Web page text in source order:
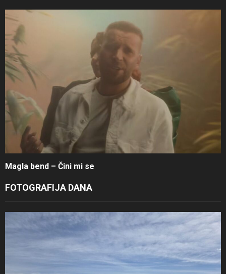
Magla bend – Čini mi se
FOTOGRAFIJA DANA